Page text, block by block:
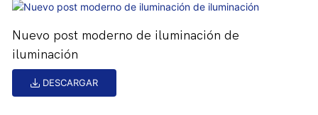
Nuevo post moderno de iluminación de
iluminación
DESCARGAR